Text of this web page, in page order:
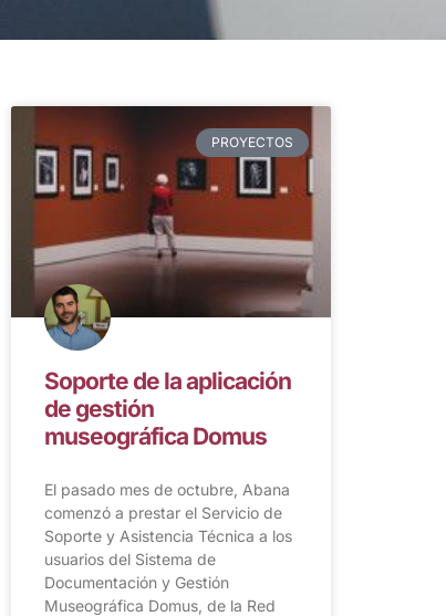
PROYECTOS
Soporte de la aplicación
de gestión
museográfica Domus
El pasado mes de octubre, Abana
comenzó a prestar el Servicio de
Soporte y Asistencia Técnica a los
usuarios del Sistema de
Documentación y Gestión
Museográfica Domus, de la Red